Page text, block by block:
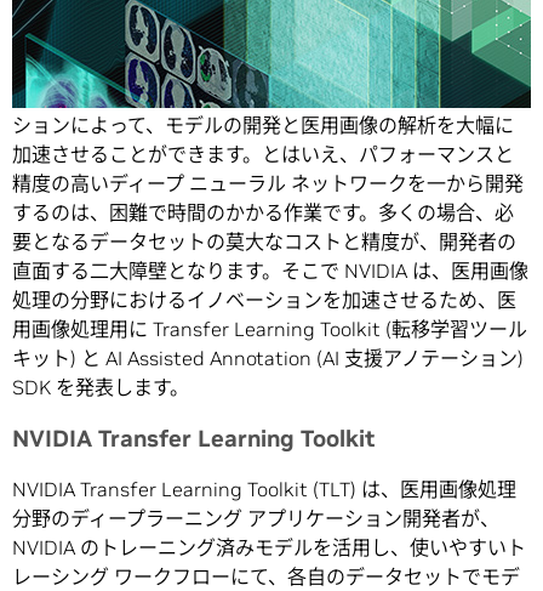
ディープラーニングによるアノテーションとセグメンテー
ションによって、モデルの開発と医用画像の解析を大幅に
加速させることができます。
とはいえ、パフォーマンスと
精度の高いディープ ニューラル ネットワークを一から開発
するのは、困難で時間のかかる作業です。多くの場合、必
要となるデータセットの莫大なコストと精度が、開発者の
直面する二大障壁となります。そこで NVIDIA は、医用画像
処理の分野におけるイノベーションを加速させるため、医
用画像処理用に Transfer Learning Toolkit (転移学習ツール
キット) と AI Assisted Annotation (AI 支援アノテーション)
SDK を発表します。
NVIDIA Transfer Learning Toolkit
NVIDIA Transfer Learning Toolkit (TLT) は、医用画像処理
分野のディープラーニング アプリケーション開発者が、
NVIDIA のトレーニング済みモデルを活用し、使いやすいト
レーシング ワークフローにて、各自のデータセットでモデ